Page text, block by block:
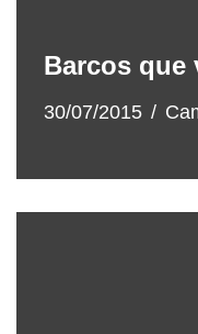
Barcos que
30/07/2015